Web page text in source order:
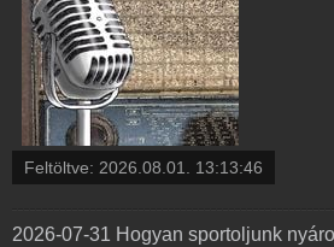
Feltöltve: 2026.08.01. 13:13:46
2026-07-31 Hogyan sportoljunk